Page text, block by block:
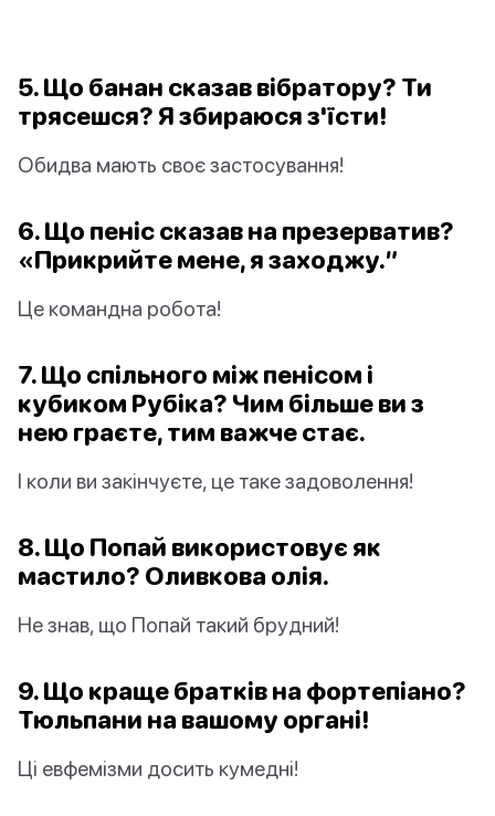
5. Що банан сказав вібратору? Ти
трясешся? Я збираюся з'їсти!
Обидва мають своє застосування!
6. Що пеніс сказав на презерватив?
«Прикрийте мене, я заходжу.”
Це командна робота!
7. Що спільного між пенісом і
кубиком Рубіка? Чим більше ви з
нею граєте, тим важче стає.
І коли ви закінчуєте, це таке задоволення!
8. Що Попай використовує як
мастило? Оливкова олія.
Не знав, що Попай такий брудний!
9. Що краще братків на фортепіано?
Тюльпани на вашому органі!
Ці евфемізми досить кумедні!